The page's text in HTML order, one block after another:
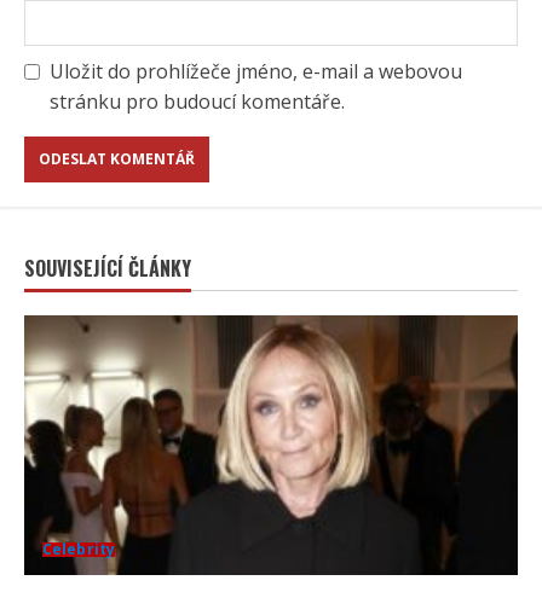
Uložit do prohlížeče jméno, e-mail a webovou
stránku pro budoucí komentáře.
SOUVISEJÍCÍ ČLÁNKY
Celebrity